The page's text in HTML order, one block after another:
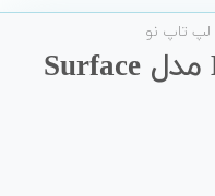
لپ تاپ نو
لپ تاپ 15 اینچی Microsoft مدل Surface